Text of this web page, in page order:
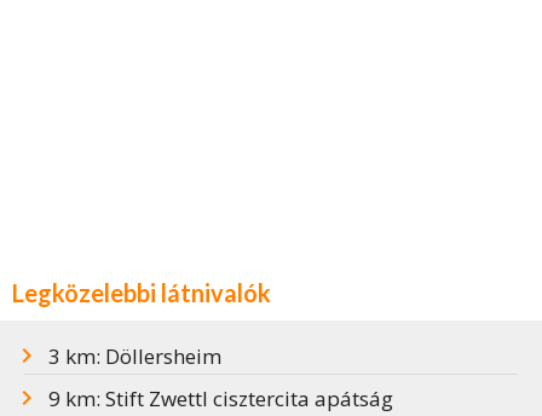
Legközelebbi látnivalók
3 km: Döllersheim
9 km: Stift Zwettl cisztercita apátság